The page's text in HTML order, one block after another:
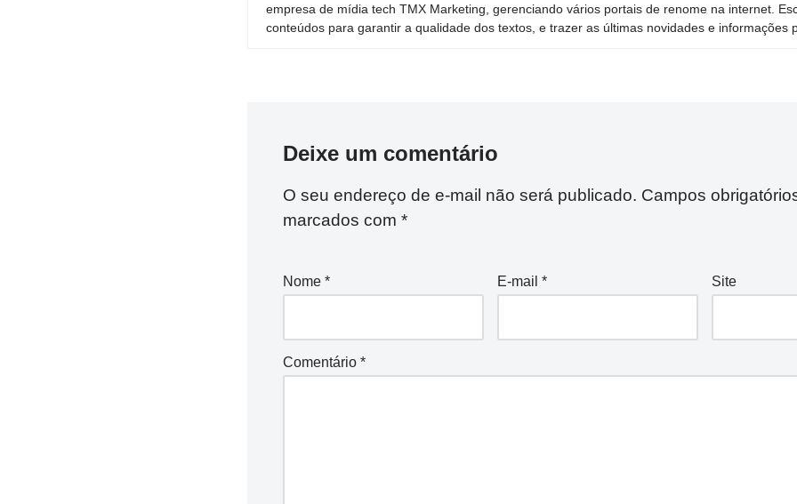
empresa de mídia tech TMX Marketing, gerenciando vários portais de renome na internet.
conteúdos para garantir a qualidade dos textos, e trazer as últimas novidades e informações
Deixe um comentário
O seu endereço de e-mail não será publicado. Campos
marcados com *
Nome * E-mail * Site
Comentário *